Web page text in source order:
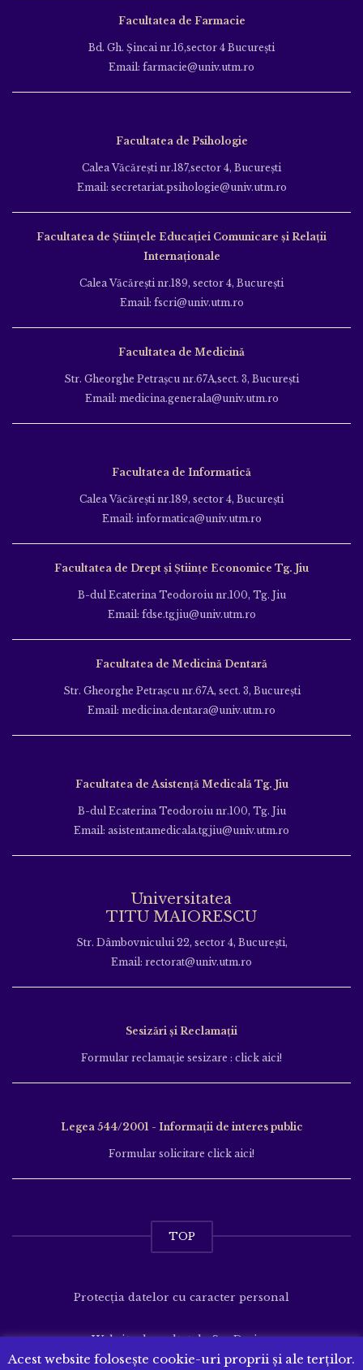
Facultatea de Farmacie
Bd. Gh. Şincai nr.16,sector 4 Bucureşti
Email: farmacie@univ.utm.ro
Facultatea de Psihologie
Calea Văcăreşti nr.187,sector 4, Bucureşti
Email: secretariat.psihologie@univ.utm.ro
Facultatea de Ştiinţele Educației Comunicare și Relații
Internaționale
Calea Văcăreşti nr.189, sector 4, Bucureşti
Email: fscri@univ.utm.ro
Facultatea de Medicină
Str. Gheorghe Petraşcu nr.67A,sect. 3, Bucureşti
Email: medicina.generala@univ.utm.ro
Facultatea de Informatică
Calea Văcăreşti nr.189, sector 4, Bucureşti
Email: informatica@univ.utm.ro
Facultatea de Drept și Științe Economice Tg. Jiu
B-dul Ecaterina Teodoroiu nr.100, Tg. Jiu
Email: fdse.tgjiu@univ.utm.ro
Facultatea de Medicină Dentară
Str. Gheorghe Petraşcu nr.67A, sect. 3, Bucureşti
Email: medicina.dentara@univ.utm.ro
Facultatea de Asistență Medicală Tg. Jiu
B-dul Ecaterina Teodoroiu nr.100, Tg. Jiu
Email: asistentamedicala.tgjiu@univ.utm.ro
Universitatea
TITU MAIORESCU
Str. Dâmbovnicului 22, sector 4, București,
Email: rectorat@univ.utm.ro
Sesizări și Reclamații
Formular reclamație sesizare : click aici!
Legea 544/2001 - Informații de interes public
Formular solicitare click aici!
TOP
Protecția datelor cu caracter personal
Website dezvoltat deSenDesign
Acest website folosește cookie-uri proprii și ale terților.